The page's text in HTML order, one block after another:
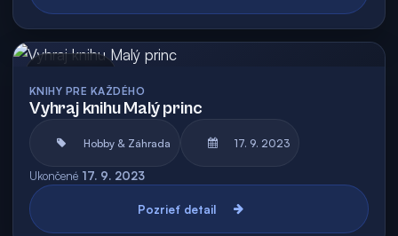
KNIHY PRE KAŽDÉHO
Vyhraj knihu Malý princ
Hobby & Záhrada 17. 9. 2023
Ukončené 17. 9. 2023
Pozrieť detail